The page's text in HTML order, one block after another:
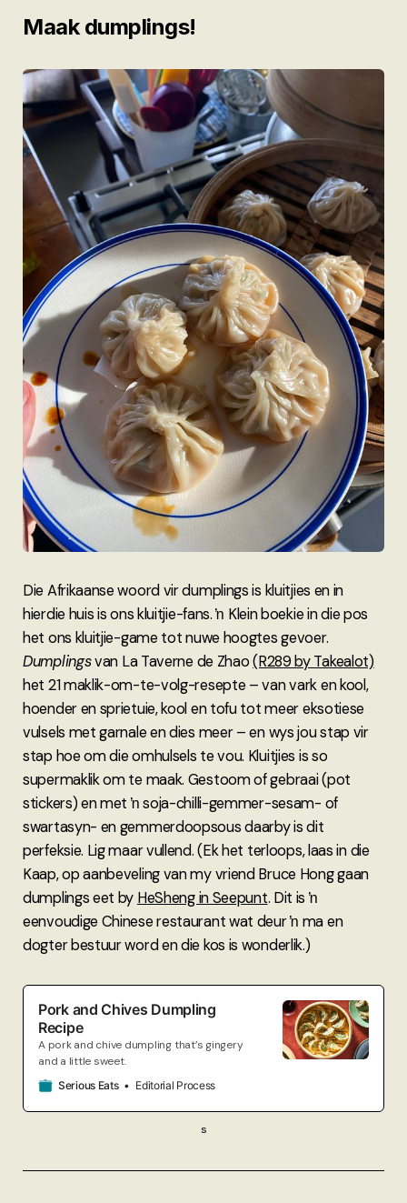
Maak dumplings!
Die Afrikaanse woord vir dumplings is kluitjies en in
hierdie huis is ons kluitjie-fans. ŉ Klein boekie in die pos
het ons kluitjie-game tot nuwe hoogtes gevoer.
Dumplingsvan La Taverne de Zhao(R289 by Takealot)
het 21 maklik-om-te-volg-resepte – van vark en kool,
hoender en sprietuie, kool en tofu tot meer eksotiese
vulsels met garnale en dies meer – en wys jou stap vir
stap hoe om die omhulsels te vou. Kluitjies is so
supermaklik om te maak. Gestoom of gebraai (pot
stickers) en met ŉ soja-chilli-gemmer-sesam- of
swartasyn- en gemmerdoopsous daarby is dit
perfeksie. Lig maar vullend. (Ek het terloops, laas in die
Kaap, op aanbeveling van my vriend Bruce Hong gaan
dumplings eet by HeSheng in Seepunt. Dit is ŉ
eenvoudige Chinese restaurant wat deur ŉ ma en
dogter bestuur word en die kos is wonderlik.)
Pork and Chives Dumpling
Recipe
A pork and chive dumpling that’s gingery
and a little sweet.
Serious Eats Editorial Process
s